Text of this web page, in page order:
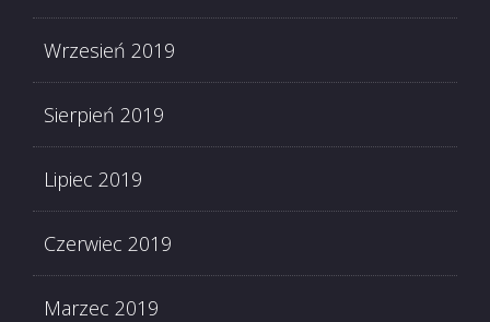
Wrzesień 2019
Sierpień 2019
Lipiec 2019
Czerwiec 2019
Marzec 2019